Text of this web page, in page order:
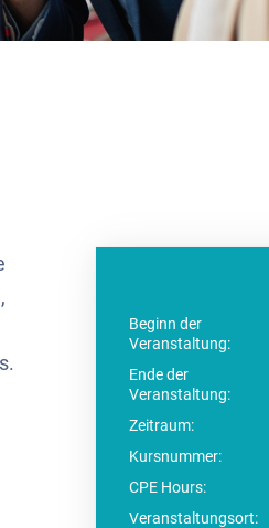
Beginn der
Veranstaltung:
Ende der
Veranstaltung:
Zeitraum:
Kursnummer:
CPE Hours:
Veranstaltungsort: